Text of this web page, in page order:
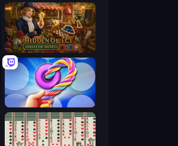
Hidden Object: Street Of Secrets
Twisted Tangle